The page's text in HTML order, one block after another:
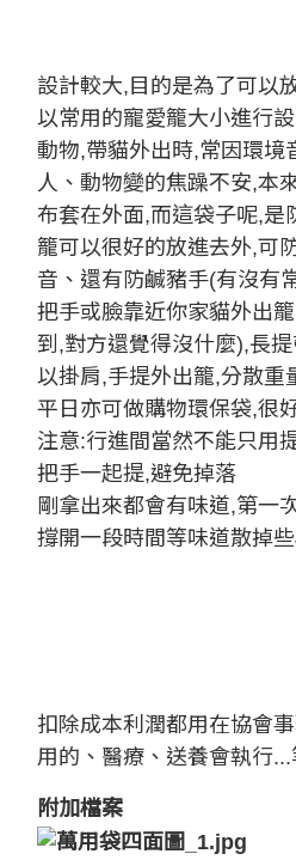
設計較大,目的是為了可以
以常用的寵愛籠大小進行
動物,帶貓外出時,常因環境
人、動物變的焦躁不安,本
布套在外面,而這袋子呢,是
籠可以很好的放進去外,可
音、還有防鹹豬手(有沒有
把手或臉靠近你家貓外出
到,對方還覺得沒什麼),長
以掛肩,手提外出籠,分散重
平日亦可做購物環保袋,很
注意:行進間當然不能只用
把手一起提,避免掉落
剛拿出來都會有味道,第一
撐開一段時間等味道散掉
扣除成本利潤都用在協會
用的、醫療、送養會執行
附加檔案